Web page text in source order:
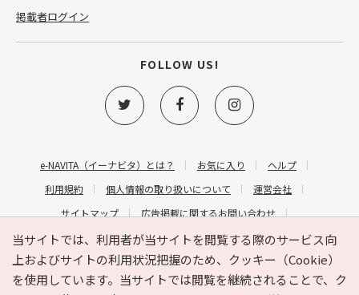
当サイトでは、利用者が当サイトを閲覧する際のサービス向
上およびサイトの利用状況把握のため、クッキー（Cookie）
を使用しています。当サイトでは閲覧を継続されることで、ク
e-NAVITA（イーナビタ）とは？ お気に入り
ヘルプ
利用規約
個人情報の取り扱いについて
運営会社
サイトマップ
広告掲載に関するお問い合わせ
サイトの内容に関するお問い合わせ
掲載者ログイン
FOLLOW US!